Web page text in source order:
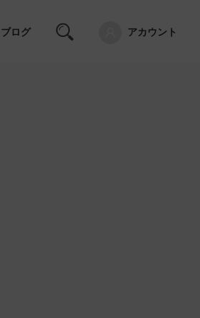
ブログ アカウント